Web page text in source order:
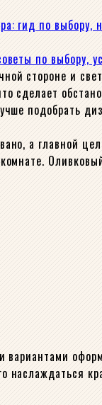
гид по
по выбору,
стороне и
сделает
подобрать
а главной
вариантами
наслаждаться